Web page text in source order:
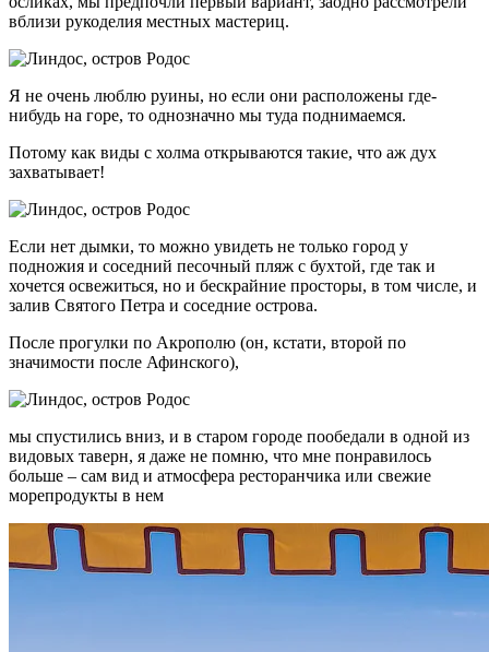
вблизи рукоделия местных мастериц.
Я не очень люблю руины, но если они расположены где-
нибудь на горе, то однозначно мы туда поднимаемся.
Потому как виды с холма открываются такие, что аж дух
захватывает!
Если нет дымки, то можно увидеть не только город у
подножия и соседний песочный пляж с бухтой, где так и
хочется освежиться, но и бескрайние просторы, в том числе, и
залив Святого Петра и соседние острова.
После прогулки по Акрополю (он, кстати, второй по
значимости после Афинского),
мы спустились вниз, и в старом городе пообедали в одной из
видовых таверн, я даже не помню, что мне понравилось
больше – сам вид и атмосфера ресторанчика или свежие
морепродукты в нем